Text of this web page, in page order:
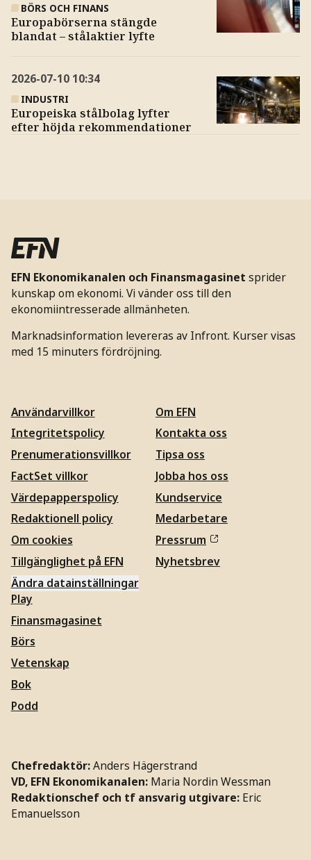
BÖRS OCH FINANS
Europabörserna stängde
blandat – stålaktier lyfte
2026-07-10 10:34
INDUSTRI
Europeiska stålbolag lyfter
efter höjda rekommendationer
EFN Ekonomikanalen och Finansmagasinet sprider
kunskap om ekonomi. Vi vänder oss till den
ekonomiintresserade allmänheten.
Marknadsinformation levereras av Infront. Kurser visas
med 15 minuters fördröjning.
Användarvillkor
Integritetspolicy
Prenumerationsvillkor
FactSet villkor
Värdepapperspolicy
Redaktionell policy
Om cookies
Tillgänglighet på EFN
Ändra datainställningar
Om EFN
Kontakta oss
Tipsa oss
Jobba hos oss
Kundservice
Medarbetare
Pressrum
Nyhetsbrev
Play
Finansmagasinet
Börs
Vetenskap
Bok
Podd
Chefredaktör:Anders Hägerstrand
VD, EFN Ekonomikanalen: Maria Nordin Wessman
Redaktionschef och tf ansvarig utgivare: Eric
Emanuelsson